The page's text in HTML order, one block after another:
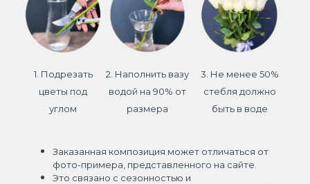
1. Подрезать
цветы под
углом
2. Наполнить вазу
водой на 90% от
размера
3. Не менее 50%
стебля должно
быть в воде
Заказанная композиция может отличаться от
фото-примера, представленного на сайте.
Это связано с сезонностью и